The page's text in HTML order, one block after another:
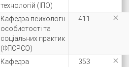
технологій (ІПО)
Кафедра психології
особистості та
соціальних практик
(ФПСРСО)
411 
Кафедра
353 